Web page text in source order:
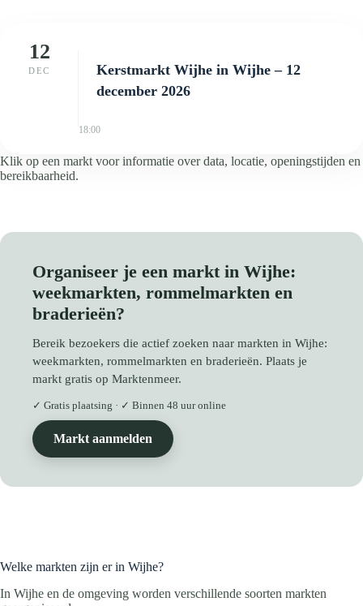
12
DEC
Kerstmarkt Wijhe in Wijhe – 12
december 2026
18:00
Klik op een markt voor informatie over data, locatie, openingstijden en
bereikbaarheid.
Organiseer je een markt in Wijhe:
weekmarkten, rommelmarkten en
braderieën?
Bereik bezoekers die actief zoeken naar markten in Wijhe:
weekmarkten, rommelmarkten en braderieën. Plaats je
markt gratis op Marktenmeer.
✓ Gratis plaatsing · ✓ Binnen 48 uur online
Markt aanmelden
Welke markten zijn er in Wijhe?
In Wijhe en de omgeving worden verschillende soorten markten